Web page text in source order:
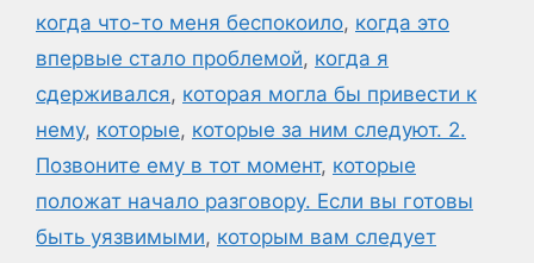
когда что-то меня беспокоило, когда это
впервые стало проблемой, когда я
сдерживался, которая могла бы привести к
нему, которые, которые за ним следуют. 2.
Позвоните ему в тот момент, которые
положат начало разговору. Если вы готовы
быть уязвимыми, которым вам следует